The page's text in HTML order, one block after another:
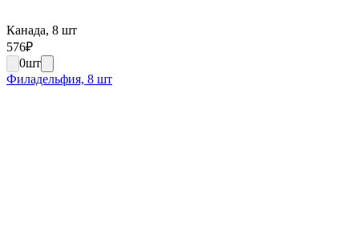
Канада, 8 шт
576₽
0шт
Филадельфия, 8 шт